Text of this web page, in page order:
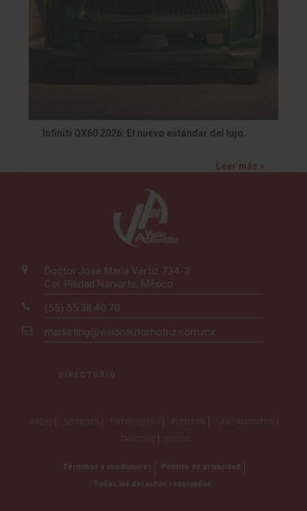
Infiniti QX60 2026: El nuevo estándar del lujo.
Leer más »
Doctor José María Vértiz 734-3
Col. Piedad Narvarte, México
(55) 55.38.40.70
marketing@visionautomotriz.com.mx
DIRECTORIO
INICIO NOTICIAS ENTREVISTAS EVENTOS
LANZAMIENTOS
TRACTOS
VIDEOS
Términos y condiciones
Política de privacidad
Todos los derechos reservados